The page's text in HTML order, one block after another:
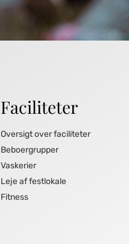
Faciliteter
Oversigt over faciliteter
Beboergrupper
Vaskerier
Leje af festlokale
Fitness